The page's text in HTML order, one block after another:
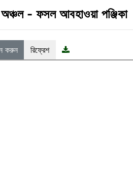
- ফসল আবহাওয়া পঞ্জিকা
করুন রিফ্রেশ